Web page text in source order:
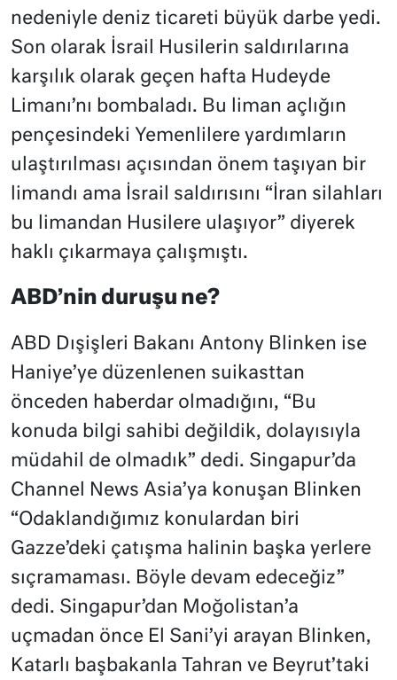
nedeniyle deniz ticareti büyük darbe yedi.
Son olarak İsrail Husilerin saldırılarına
karşılık olarak geçen hafta Hudeyde
Limanı’nı bombaladı. Bu liman açlığın
pençesindeki Yemenlilere yardımların
ulaştırılması açısından önem taşıyan bir
limandı ama İsrail saldırısını “İran silahları
bu limandan Husilere ulaşıyor” diyerek
haklı çıkarmaya çalışmıştı.
ABD’nin duruşu ne?
ABD Dışişleri Bakanı Antony Blinken ise
Haniye’ye düzenlenen suikasttan
önceden haberdar olmadığını, “Bu
konuda bilgi sahibi değildik, dolayısıyla
müdahil de olmadık” dedi. Singapur’da
Channel News Asia’ya konuşan Blinken
“Odaklandığımız konulardan biri
Gazze’deki çatışma halinin başka yerlere
sıçramaması. Böyle devam edeceğiz”
dedi. Singapur’dan Moğolistan’a
uçmadan önce El Sani’yi arayan Blinken,
Katarlı başbakanla Tahran ve Beyrut’taki